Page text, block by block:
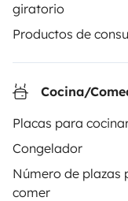
giratorio
Productos de
Cocina/
Placas para
Congelador
Número de plazas
comer
ALQUILER
Alquilar una
Tus primeros
Las opiniones de
Ayuda viajero